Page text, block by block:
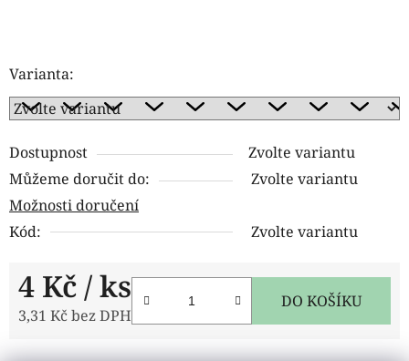
Varianta:
Dostupnost
Zvolte variantu
Můžeme doručit do:
Zvolte variantu
Možnosti doručení
Kód:
Zvolte variantu
4 Kč / ks
3,31 Kč bez DPH
DO KOŠÍKU